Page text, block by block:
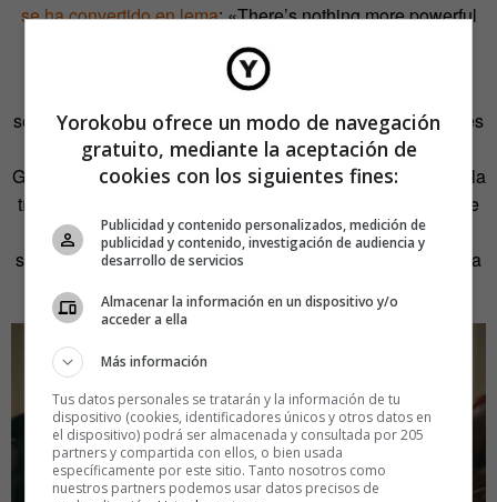
se ha convertido en lema: «There’s nothing more powerful
than a fat girl who doesn’t give a fuck».
Pero no hay que confundirse, aquí no hay moraleja, esta
serie no pretende promocionar a sus personajes como roles
a seguir. Como bien señalaba la analista cultural Sophie
Gilbert en
un artículo enThe Atlantic,la transformación de la
tímida Kat en una depredadora sexual, puede interpretarse
como una búsqueda de validación personal mediante el
sexo virtual. Y el mensaje puede ser errado, pero la historia
Yorokobu ofrece un modo de navegación
gratuito, mediante la aceptación de
cookies con los siguientes fines:
Publicidad y contenido personalizados, medición de
publicidad y contenido, investigación de audiencia y
desarrollo de servicios
Almacenar la información en un dispositivo y/o
acceder a ella
Más información
Tus datos personales se tratarán y la información de tu
dispositivo (cookies, identificadores únicos y otros datos en
el dispositivo) podrá ser almacenada y consultada por 205
partners y compartida con ellos, o bien usada
específicamente por este sitio. Tanto nosotros como
nuestros partners podemos usar datos precisos de